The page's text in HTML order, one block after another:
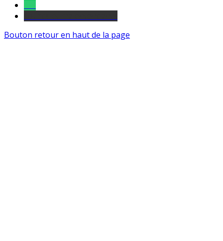
Bouton retour en haut de la page